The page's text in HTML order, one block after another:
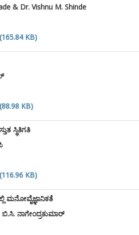
& Dr. Vishnu M. Shinde
KB)
KB)
ಸ್ಥಿತಿಗತಿ
KB)
ಮನೋವೈಜ್ಞಾನಿಕತೆ
ನಾಗೇಂದ್ರಕುಮಾರ್